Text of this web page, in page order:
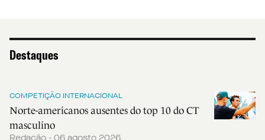
Destaques
COMPETIÇÃO INTERNACIONAL
Norte-americanos ausentes do top 10 do CT
masculino
Redação - 06 agosto 2026